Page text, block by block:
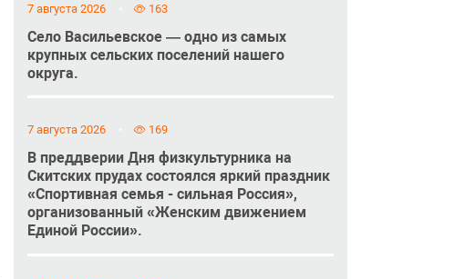
7 августа 2026 163
Село Васильевское — одно из самых
крупных сельских поселений нашего
округа.
7 августа 2026 169
В преддверии Дня физкультурника на
Скитских прудах состоялся яркий праздник
«Спортивная семья - сильная Россия»,
организованный «Женским движением
Единой России».